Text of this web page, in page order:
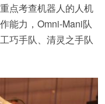
点考查机器人的人机
能力，Omni-Mani队
巧手队、清灵之手队